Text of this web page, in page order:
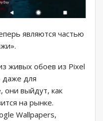
являются частью
живых обоев из Pixel
даже для
они выйдут, как
на рынке.
Wallpapers,